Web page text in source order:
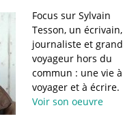
Focus sur Sylvain
Tesson, un écrivain,
journaliste et grand
voyageur hors du
commun : une vie à
voyager et à écrire.
Voir son oeuvre